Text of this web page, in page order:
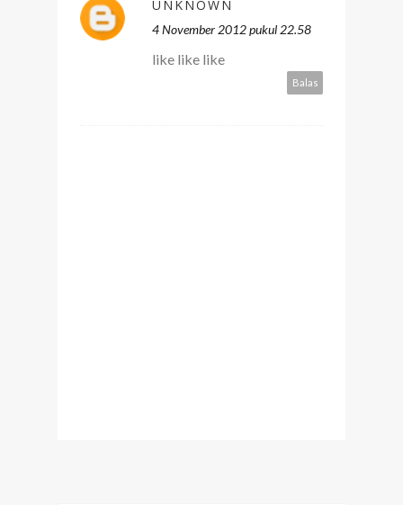
UNKNOWN
4 November 2012 pukul 22.58
like like like
Balas